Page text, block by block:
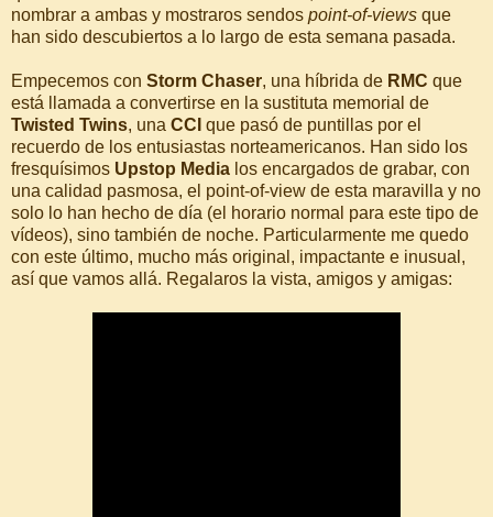
nombrar a ambas y mostraros sendos point-of-views que
han sido descubiertos a lo largo de esta semana pasada.
Empecemos con Storm Chaser, una híbrida de RMC que
está llamada a convertirse en la sustituta memorial de
Twisted Twins, una CCI que pasó de puntillas por el
recuerdo de los entusiastas norteamericanos. Han sido los
fresquísimos Upstop Media los encargados de grabar, con
una calidad pasmosa, el point-of-view de esta maravilla y no
solo lo han hecho de día (el horario normal para este tipo de
vídeos), sino también de noche. Particularmente me quedo
con este último, mucho más original, impactante e inusual,
así que vamos allá. Regalaros la vista, amigos y amigas: